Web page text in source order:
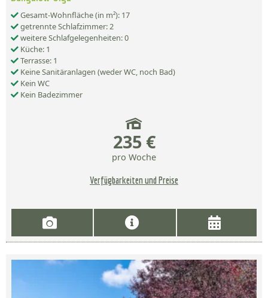
Gesamt-Wohnfläche (in m²): 17
getrennte Schlafzimmer: 2
weitere Schlafgelegenheiten: 0
Küche: 1
Terrasse: 1
Keine Sanitäranlagen (weder WC, noch Bad)
Kein WC
Kein Badezimmer
235 €
pro Woche
Verfügbarkeiten und Preise